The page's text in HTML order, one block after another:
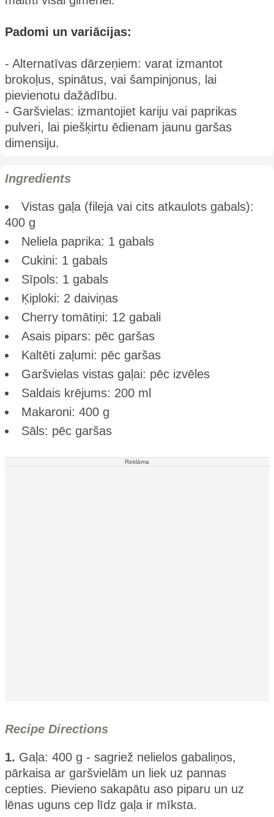
Padomi un variācijas:
- Alternatīvas dārzeņiem: varat izmantot
brokoļus, spinātus, vai šampinjonus, lai
pievienotu dažādību.
- Garšvielas: izmantojiet kariju vai paprikas
pulveri, lai piešķirtu ēdienam jaunu garšas
dimensiju.
Ingredients
Vistas gaļa (fileja vai cits atkaulots gabals):
400 g
Neliela paprika: 1 gabals
Cukini: 1 gabals
Sīpols: 1 gabals
Ķiploki: 2 daiviņas
Cherry tomātiņi: 12 gabali
Asais pipars: pēc garšas
Kaltēti zaļumi: pēc garšas
Garšvielas vistas gaļai: pēc izvēles
Saldais krējums: 200 ml
Makaroni: 400 g
Sāls: pēc garšas
Reklāma
Recipe Directions
1. Gaļa: 400 g - sagriež nelielos gabaliņos,
pārkaisa ar garšvielām un liek uz pannas
cepties. Pievieno sakapātu aso piparu un uz
lēnas uguns cep līdz gaļa ir mīksta.